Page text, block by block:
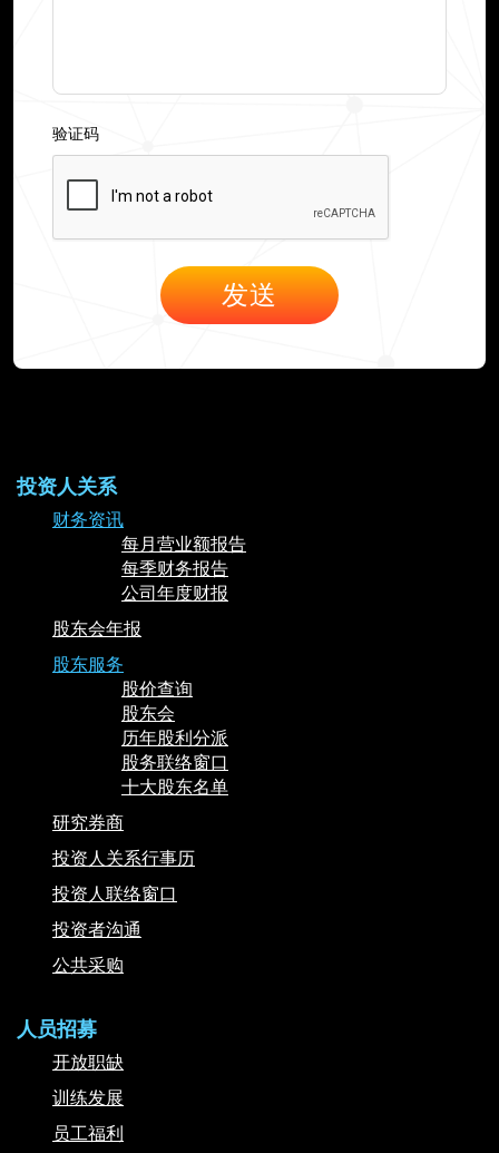
验证码
投资人关系
财务资讯
每月营业额报告
每季财务报告
公司年度财报
股东会年报
股东服务
股价查询
股东会
历年股利分派
股务联络窗口
十大股东名单
研究券商
投资人关系行事历
投资人联络窗口
投资者沟通
公共采购
人员招募
开放职缺
训练发展
员工福利